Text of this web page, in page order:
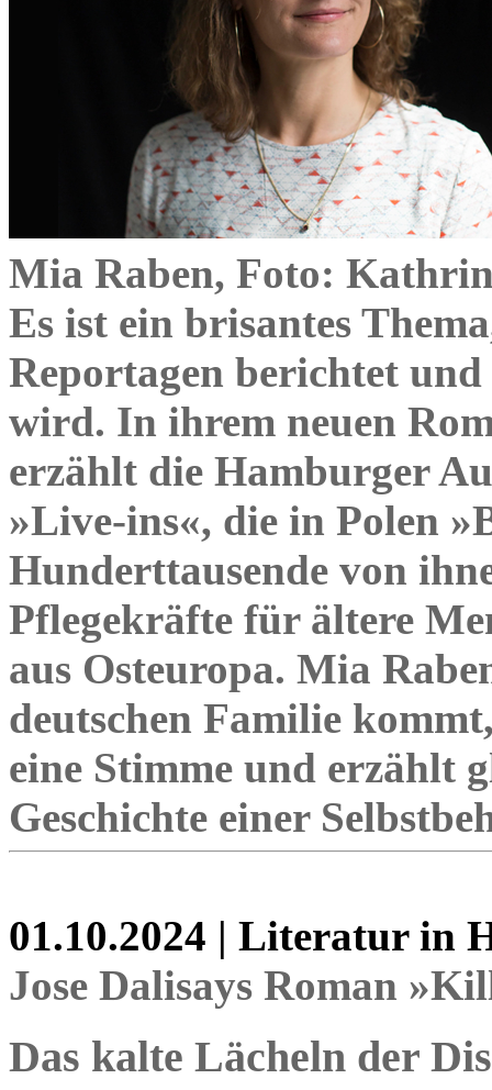
Mia Raben, Foto:
Es ist ein brisantes
Reportagen berichtet und
wird. In ihrem neuen
erzählt die Hamburger
»Live-ins«, die in Polen
Hunderttausende von
Pflegekräfte für ältere
aus Osteuropa. Mia
deutschen Familie
eine Stimme und erzählt
Geschichte einer
01.10.2024 | Literatur in
Jose Dalisays Roman
Das kalte Lächeln der